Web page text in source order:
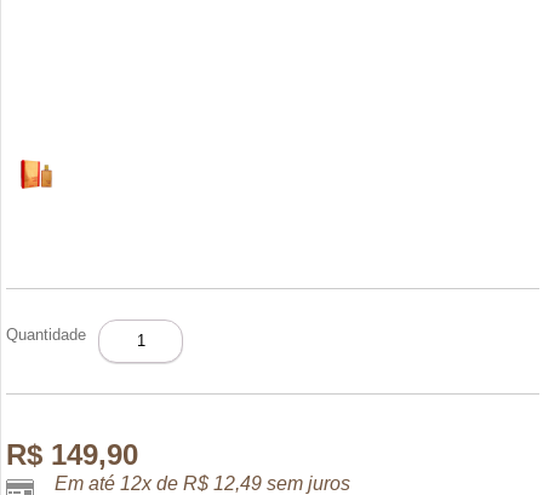
Quantidade
MANASIK
OUD
ROUGE
100ML
quantidade
R$ 149,90
Em até 12x deR$ 12,49 sem juros